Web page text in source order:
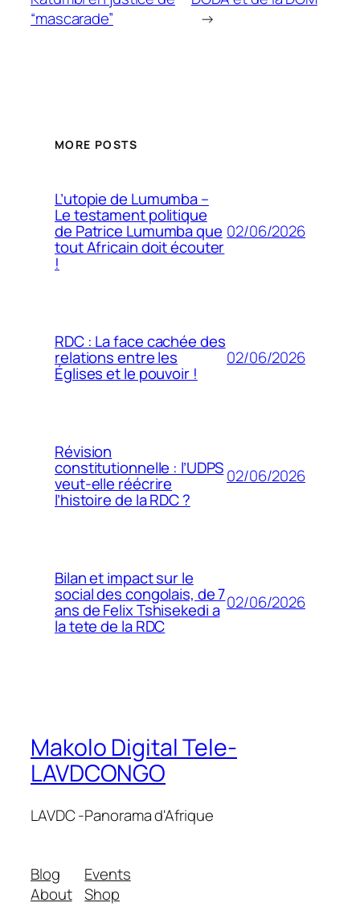
“mascarade”
→
MORE POSTS
L’utopie de Lumumba –
Le testament politique
de Patrice Lumumba que
tout Africain doit écouter
!
02/06/2026
RDC : La face cachée des
relations entre les
Églises et le pouvoir !
02/06/2026
Révision
constitutionnelle : l’UDPS
veut-elle réécrire
l’histoire de la RDC ?
02/06/2026
Bilan et impact sur le
social des congolais, de 7
ans de Felix Tshisekedi a
la tete de la RDC
02/06/2026
Makolo Digital Tele-
LAVDCONGO
LAVDC -Panorama d'Afrique
Blog
About
Events
Shop